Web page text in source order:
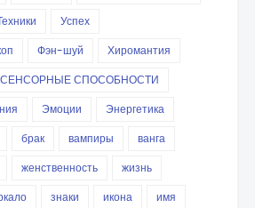
Успех
Фэн-шуй
Хиромантия
СПОСОБНОСТИ
Эмоции
Энергетика
брак вампиры
ванга
женственность
жизнь
знаки икона
имя